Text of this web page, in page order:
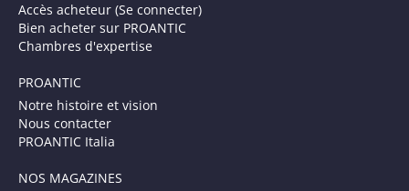
Accès acheteur (Se connecter)
Bien acheter sur PROANTIC
Chambres d'expertise
PROANTIC
Notre histoire et vision
Nous contacter
PROANTIC Italia
NOS MAGAZINES